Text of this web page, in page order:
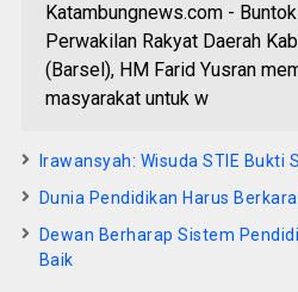
Katambungnews.com -
Perwakilan Rakyat Daerah
(Barsel), HM Farid Yusran
masyarakat untuk w
Irawansyah: Wisuda STIE Bukti
Dunia Pendidikan Harus
Dewan Berharap Sistem
Baik